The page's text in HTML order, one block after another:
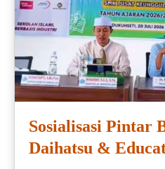
Sosialisasi Pintar
Daihatsu &